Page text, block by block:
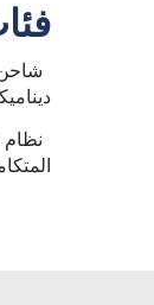
شاحن
نظام